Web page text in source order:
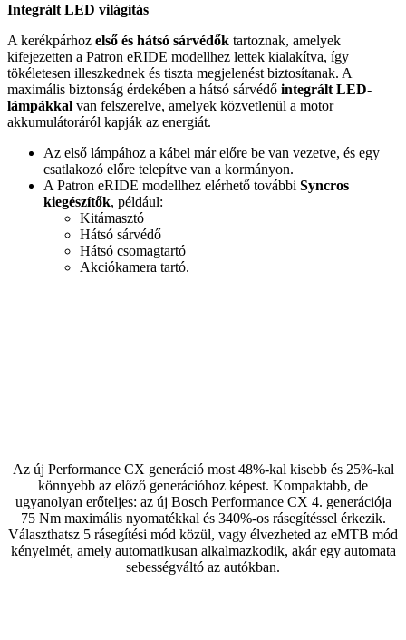
Integrált LED világítás
A kerékpárhoz első és hátsó sárvédők tartoznak, amelyek
kifejezetten a Patron eRIDE modellhez lettek kialakítva, így
tökéletesen illeszkednek és tiszta megjelenést biztosítanak. A
maximális biztonság érdekében a hátsó sárvédő integrált LED-
lámpákkal van felszerelve, amelyek közvetlenül a motor
akkumulátoráról kapják az energiát.
Az első lámpához a kábel már előre be van vezetve, és egy
csatlakozó előre telepítve van a kormányon.
A Patron eRIDE modellhez elérhető további Syncros
kiegészítők, például:
Kitámasztó
Hátsó sárvédő
Hátsó csomagtartó
Akciókamera tartó.
Az új Performance CX generáció most 48%-kal kisebb és 25%-kal
könnyebb az előző generációhoz képest. Kompaktabb, de
ugyanolyan erőteljes: az új Bosch Performance CX 4. generációja
75 Nm maximális nyomatékkal és 340%-os rásegítéssel érkezik.
Választhatsz 5 rásegítési mód közül, vagy élvezheted az eMTB mód
kényelmét, amely automatikusan alkalmazkodik, akár egy automata
sebességváltó az autókban.